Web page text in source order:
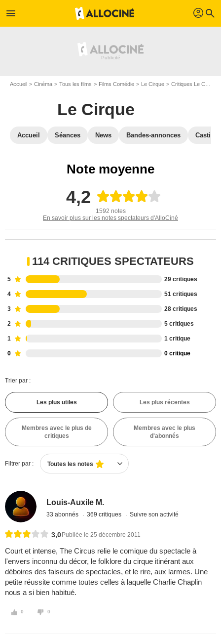
menu profil search
Accueil Cinéma Tous les films Films Comédie Le Cirque Critiques Le Cirque
Le Cirque
Accueil Séances News Bandes-annonces Casting
Note moyenne
4,2
1592 notes
En savoir plus sur les notes spectateurs d'AlloCiné
114 CRITIQUES SPECTATEURS
5 29 critiques
4 51 critiques
3 28 critiques
2 5 critiques
1 1 critique
0 0 critique
Trier par :
Les plus utiles Les plus récentes
Membres avec le plus de
critiques
Membres avec le plus
d'abonnés
Filtrer par : Toutes les notes
Louis-Auxile M.
33 abonnés 369 critiques Suivre son activité
3,0 Publiée le 25 décembre 2011
Court et intense, The Circus relie le comique du spectacle à
l'envers inconnu du décor, le folklore du cirque itinérant aux
déboires des faiseurs de spectacles, et le rire, aux larmes. Une
petite réussite comme toutes celles à laquelle Charlie Chaplin
nous a si bien habitué.
0 0